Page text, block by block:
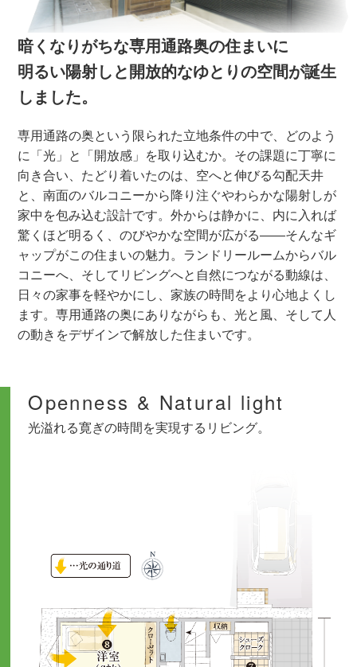
暗くなりがちな専用通路奥の住まいに
明るい陽射しと開放的なゆとりの空間が誕生
しました。
専用通路の奥という限られた立地条件の中で、どのよう
に「光」と「開放感」を取り込むか。その課題に丁寧に
向き合い、たどり着いたのは、空へと伸びる勾配天井
と、南面のバルコニーから降り注ぐやわらかな陽射しが
家中を包み込む設計です。外からは静かに、内に入れば
驚くほど明るく、のびやかな空間が広がる――そんなギ
ャップがこの住まいの魅力。ランドリールームからバル
コニーへ、そしてリビングへと自然につながる動線は、
日々の家事を軽やかにし、家族の時間をより心地よくし
ます。専用通路の奥にありながらも、光と風、そして人
の動きをデザインで解放した住まいです。
Openness & Natural light
光溢れる寛ぎの時間を実現するリビング。